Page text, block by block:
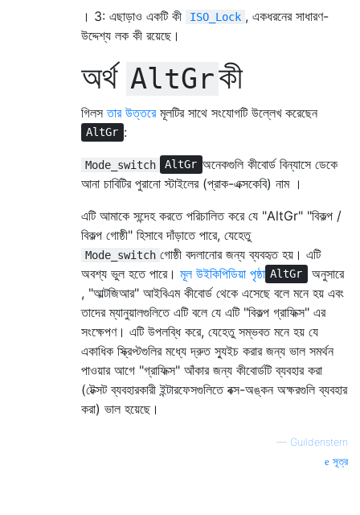
। 3: এছাড়াও একটি কী
ISO_Lock , একধরনের সাধারণ-
উদ্দেশ্য লক কী রয়েছে।
অর্থ AltGrকী
গিলসতার উত্তরেমূলটির সাথে সংযোগটি উল্লেখ করেছেন
AltGr :
Mode_switch AltGr অনেকগুলি কীবোর্ড বিন্যাসে ডেকে
আনা চাবিটির পুরানো স্টাইলের (প্রাক-এক্সকেবি) নাম ।
এটি আমাকে সন্দেহ করতে পরিচালিত করে যে "AltGr" "বিকল্প /
বিকল্প গোষ্ঠী" হিসাবে দাঁড়াতে পারে, যেহেতু
Mode_switch গোষ্ঠী বদলানোর জন্য ব্যবহৃত হয়। এটি
অবশ্য ভুল হতে পারে। মূল উইকিপিডিয়া পৃষ্ঠা AltGr
অনুসারে
, "আল্টজিআর" আইবিএম কীবোর্ড থেকে এসেছে বলে মনে হয় এবং
তাদের ম্যানুয়ালগুলিতে এটি বলে যে এটি "বিকল্প গ্রাফিক্স" এর
সংক্ষেপণ। এটি উপলব্ধি করে, যেহেতু সম্ভবত মনে হয় যে
একাধিক স্ক্রিপ্টগুলির মধ্যে দ্রুত স্যুইচ করার জন্য ভাল সমর্থন
পাওয়ার আগে "গ্রাফিক্স" আঁকার জন্য কীবোর্ডটি ব্যবহার করা
(টেক্সট ব্যবহারকারী ইন্টারফেসগুলিতে বক্স-অঙ্কন অক্ষরগুলি ব্যবহার
করা) ভাল হয়েছে।
— Guildenstern
সূত্র